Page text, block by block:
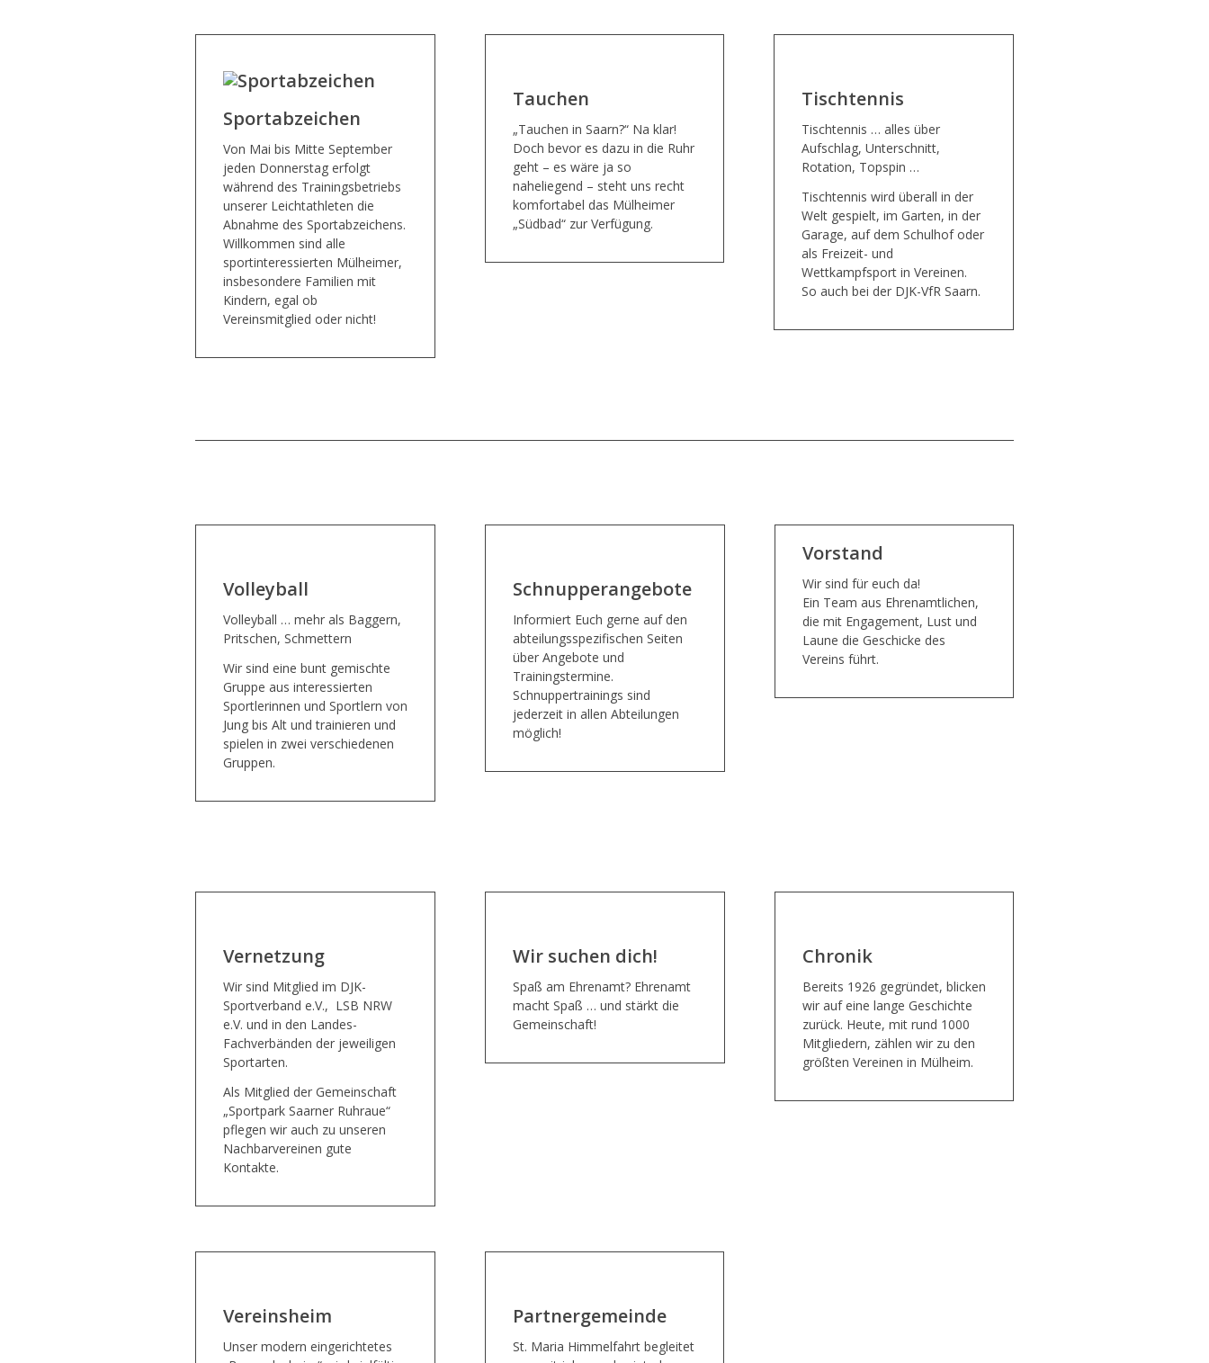
Sportabzeichen
Von Mai bis Mitte September
jeden Donnerstag erfolgt
während des Trainingsbetriebs
unserer Leichtathleten die
Abnahme des Sportabzeichens.
Willkommen sind alle
sportinteressierten Mülheimer,
insbesondere Familien mit
Kindern, egal ob
Vereinsmitglied oder nicht!
Tauchen
„Tauchen in Saarn?“ Na klar!
Doch bevor es dazu in die Ruhr
geht – es wäre ja so
naheliegend – steht uns recht
komfortabel das Mülheimer
„Südbad“ zur Verfügung.
Tischtennis
Tischtennis … alles über
Aufschlag, Unterschnitt,
Rotation, Topspin …
Tischtennis wird überall in der
Welt gespielt, im Garten, in der
Garage, auf dem Schulhof oder
als Freizeit- und
Wettkampfsport in Vereinen.
So auch bei der DJK-VfR Saarn.
Volleyball
Volleyball … mehr als Baggern,
Pritschen, Schmettern
Wir sind eine bunt gemischte
Gruppe aus interessierten
Sportlerinnen und Sportlern von
Jung bis Alt und trainieren und
spielen in zwei verschiedenen
Gruppen.
Schnupperangebote
Informiert Euch gerne auf den
abteilungsspezifischen Seiten
über Angebote und
Trainingstermine.
Schnuppertrainings sind
jederzeit in allen Abteilungen
möglich!
Vorstand
Wir sind für euch da!
Ein Team aus Ehrenamtlichen,
die mit Engagement, Lust und
Laune die Geschicke des
Vereins führt.
Vernetzung
Wir sind Mitglied im DJK-
Sportverband e.V., LSB NRW
e.V. und in den Landes-
Fachverbänden der jeweiligen
Sportarten.
Als Mitglied der Gemeinschaft
„Sportpark Saarner Ruhraue“
pflegen wir auch zu unseren
Nachbarvereinen gute
Kontakte.
Wir suchen dich!
Spaß am Ehrenamt? Ehrenamt
macht Spaß … und stärkt die
Gemeinschaft!
Chronik
Bereits 1926 gegründet, blicken
wir auf eine lange Geschichte
zurück. Heute, mit rund 1000
Mitgliedern, zählen wir zu den
größten Vereinen in Mülheim.
Vereinsheim
Unser modern eingerichtetes
Partnergemeinde
St. Maria Himmelfahrt begleitet